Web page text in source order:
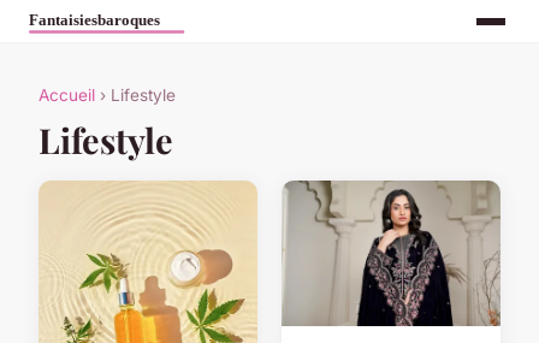
Accueil › Lifestyle
Lifestyle